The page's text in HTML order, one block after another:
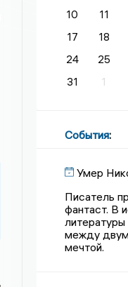
10
11
17
18
24
25
31
1
События:
Умер
Писатель
фантаст. В
между
мечтой.